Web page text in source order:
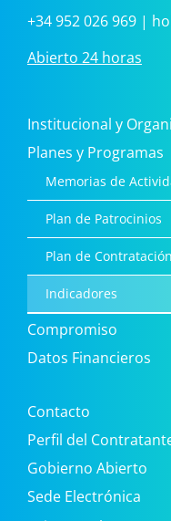
+34 952 026 969|
Abierto 24 horas
Institucional y
Planes y Programas
Memorias de
Plan de Patrocinios
Plan de Contratación
Indicadores
Compromiso
Datos Financieros
Contacto
Perfil del
Gobierno Abierto
Sede Electrónica